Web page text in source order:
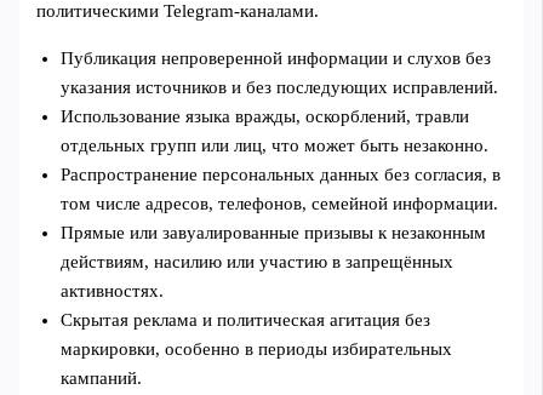
политическими Telegram‑каналами.
Публикация непроверенной информации и слухов без
указания источников и без последующих исправлений.
Использование языка вражды, оскорблений, травли
отдельных групп или лиц, что может быть незаконно.
Распространение персональных данных без согласия, в
том числе адресов, телефонов, семейной информации.
Прямые или завуалированные призывы к незаконным
действиям, насилию или участию в запрещённых
активностях.
Скрытая реклама и политическая агитация без
маркировки, особенно в периоды избирательных
кампаний.